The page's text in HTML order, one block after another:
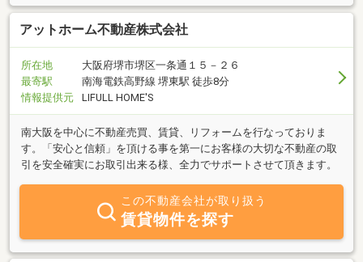
アットホーム不動産株式会社
所在地
大阪府堺市堺区一条通１５－２６
最寄駅
南海電鉄高野線 堺東駅 徒歩8分
情報提供元
LIFULL HOME'S
南大阪を中心に不動産売買、賃貸、リフォームを行なっておりま
す。「安心と信頼」を頂ける事を第一にお客様の大切な不動産の取
引を安全確実にお取引出来る様、全力でサポートさせて頂きます。
この不動産会社が取り扱う
賃貸物件を探す